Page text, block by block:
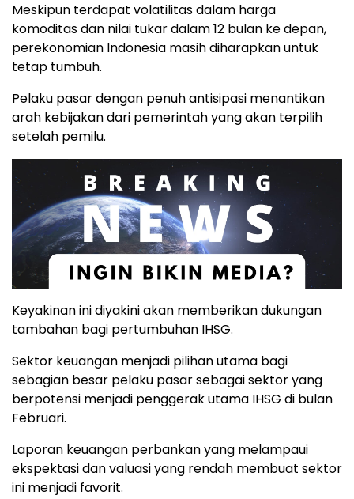
Meskipun terdapat volatilitas dalam harga
komoditas dan nilai tukar dalam 12 bulan ke depan,
perekonomian Indonesia masih diharapkan untuk
tetap tumbuh.
Pelaku pasar dengan penuh antisipasi menantikan
arah kebijakan dari pemerintah yang akan terpilih
setelah pemilu.
Keyakinan ini diyakini akan memberikan dukungan
tambahan bagi pertumbuhan IHSG.
Sektor keuangan menjadi pilihan utama bagi
sebagian besar pelaku pasar sebagai sektor yang
berpotensi menjadi penggerak utama IHSG di bulan
Februari.
Laporan keuangan perbankan yang melampaui
ekspektasi dan valuasi yang rendah membuat sektor
ini menjadi favorit.